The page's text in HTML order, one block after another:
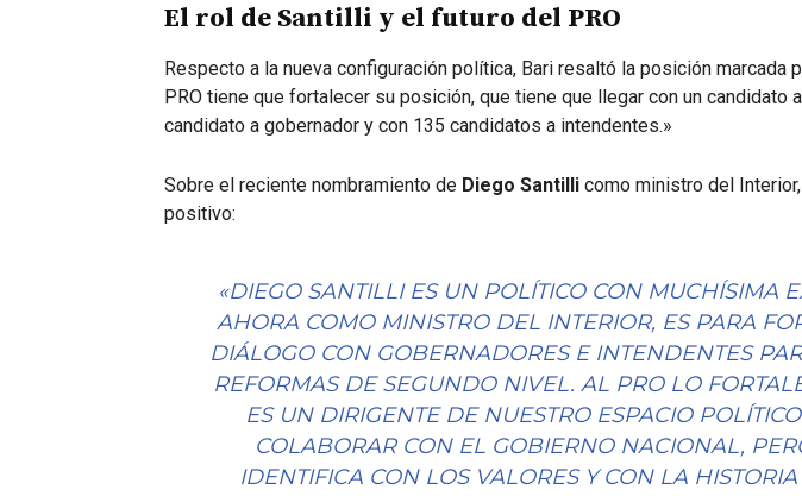
El rol de Santilli y el futuro del PRO
Respecto a la nueva configuración política, Bari resaltó la posición marcada
PRO tiene que fortalecer su posición, que tiene que llegar con un candidato
candidato a gobernador y con 135 candidatos a intendentes.»
Sobre el reciente nombramiento de Diego Santilli como ministro del
positivo:
«DIEGO SANTILLI ES UN POLÍTICO CON MUCHÍSIMA
AHORA COMO MINISTRO DEL INTERIOR, ES PARA
DIÁLOGO CON GOBERNADORES E INTENDENTES
REFORMAS DE SEGUNDO NIVEL. AL PRO LO
ES UN DIRIGENTE DE NUESTRO ESPACIO
COLABORAR CON EL GOBIERNO NACIONAL,
IDENTIFICA CON LOS VALORES Y CON LA